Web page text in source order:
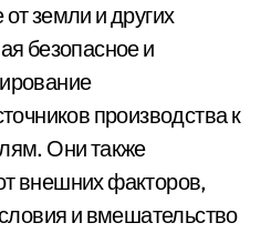
земли и других
безопасное и
производства к
Они также
внешних факторов,
и вмешательство